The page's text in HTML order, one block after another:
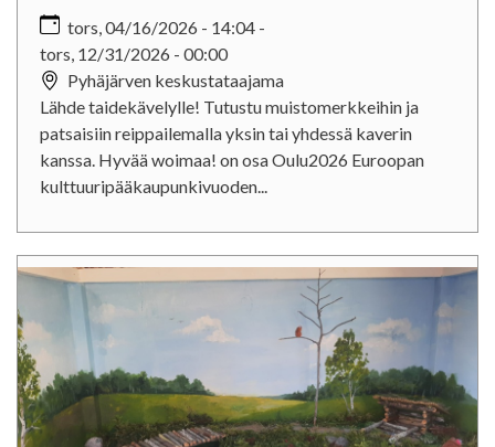
tors, 04/16/2026 - 14:04 -
tors, 12/31/2026 - 00:00
Pyhäjärven keskustataajama
Lähde taidekävelylle! Tutustu muistomerkkeihin ja
patsaisiin reippailemalla yksin tai yhdessä kaverin
kanssa. Hyvää woimaa! on osa Oulu2026 Euroopan
kulttuuripääkaupunkivuoden...